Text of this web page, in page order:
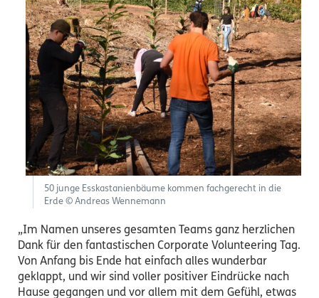
50 junge Esskastanienbäume kommen fachgerecht in die
Erde © Andreas Wennemann
„Im Namen unseres gesamten Teams ganz herzlichen
Dank für den fantastischen Corporate Volunteering Tag.
Von Anfang bis Ende hat einfach alles wunderbar
geklappt, und wir sind voller positiver Eindrücke nach
Hause gegangen und vor allem mit dem Gefühl, etwas